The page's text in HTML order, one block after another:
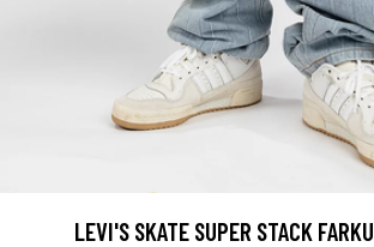
LEVI'S SKATE SUPER STACK